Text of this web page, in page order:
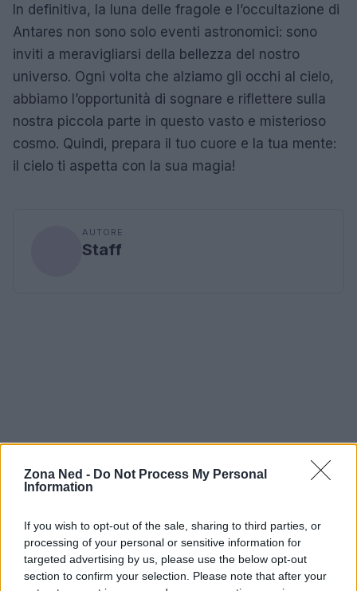
Zona Ned - Do Not Process My Personal
Information
If you wish to opt-out of the sale, sharing to third parties, or
processing of your personal or sensitive information for
targeted advertising by us, please use the below opt-out
section to confirm your selection. Please note that after your
In definitiva, la luna delle fragole e l’occultazione di
Antares non sono solo eventi astronomici: sono
inviti a meravigliarsi della bellezza del nostro
universo. Ogni volta che alziamo gli occhi al cielo,
abbiamo l’opportunità di sognare e riflettere sulla
nostra piccola parte in questo vasto e misterioso
cosmo. Quindi, prepara il tuo cuore e la tua mente:
il cielo ti aspetta con la sua magia!
AUTORE
Staff